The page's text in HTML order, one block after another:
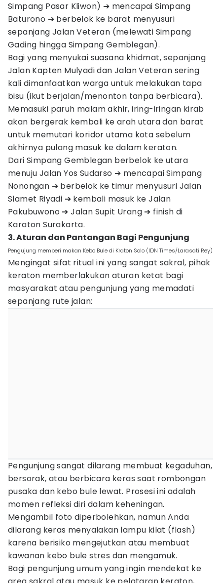
Simpang Pasar Kliwon) ➔ mencapai Simpang
Baturono ➔ berbelok ke barat menyusuri
sepanjang Jalan Veteran (melewati Simpang
Gading hingga Simpang Gemblegan).
Bagi yang menyukai suasana khidmat, sepanjang
Jalan Kapten Mulyadi dan Jalan Veteran sering
kali dimanfaatkan warga untuk melakukan tapa
bisu (ikut berjalan/menonton tanpa berbicara).
Memasuki paruh malam akhir, iring-iringan kirab
akan bergerak kembali ke arah utara dan barat
untuk memutari koridor utama kota sebelum
akhirnya pulang masuk ke dalam keraton.
Dari Simpang Gemblegan berbelok ke utara
menuju Jalan Yos Sudarso ➔ mencapai Simpang
Nonongan ➔ berbelok ke timur menyusuri Jalan
Slamet Riyadi ➔ kembali masuk ke Jalan
Pakubuwono ➔ Jalan Supit Urang ➔ finish di
Karaton Surakarta.
3. Aturan dan Pantangan Bagi Pengunjung
Pengujung memberi makan Kebo Bule di Kraton Solo (IDN Times/Larasati Rey)
Mengingat sifat ritual ini yang sangat sakral, pihak
keraton memberlakukan aturan ketat bagi
masyarakat atau pengunjung yang memadati
sepanjang rute jalan:
Pengunjung sangat dilarang membuat kegaduhan,
bersorak, atau berbicara keras saat rombongan
pusaka dan kebo bule lewat. Prosesi ini adalah
momen refleksi diri dalam keheningan.
Mengambil foto diperbolehkan, namun Anda
dilarang keras menyalakan lampu kilat (flash)
karena berisiko mengejutkan atau membuat
kawanan kebo bule stres dan mengamuk.
Bagi pengunjung umum yang ingin mendekat ke